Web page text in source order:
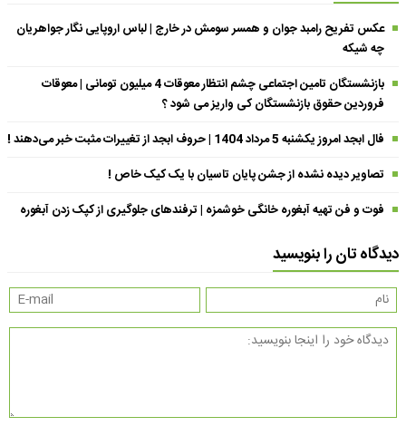
عکس تفریح رامبد جوان و همسر سومش در خارج | لباس اروپایی نگار جواهریان
چه شیکه
بازنشستگان تامین اجتماعی چشم انتظار معوقات 4 میلیون تومانی | معوقات
فروردین حقوق بازنشستگان کی واریز می شود ؟
فال ابجد امروز یکشنبه 5 مرداد 1404 | حروف ابجد از تغییرات مثبت خبر می‌دهند !
تصاویر دیده نشده از جشن پایان تاسیان با یک کیک خاص !
فوت و فن تهیه آبغوره خانگی خوشمزه | ترفندهای جلوگیری از کپک زدن آبغوره
دیدگاه تان را بنویسید